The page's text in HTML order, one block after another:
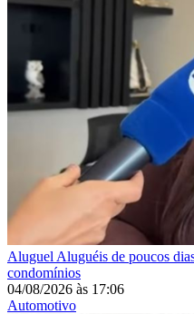
Aluguel Aluguéis de poucos
condomínios
04/08/2026 às 17:06
Automotivo